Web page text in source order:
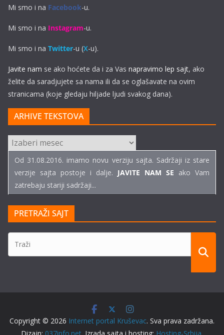
Mi smo i na Facebook-u.
Mi smo i na Instagram-u.
Mi smo i na Twitter-u (X-u).
Javite nam se ako hoćete da i za Vas napravimo lep sajt, ako
želite da saradjujete sa nama ili da se oglašavate na ovim
stranicama (koje gledaju hiljade ljudi svakog dana).
ARHIVE TEKSTOVA
ARHIVE
TEKSTOVA
Od 31.08.2016. imamo novu verziju sajta. Sadržaji iz stare
verzije sajta postoje i dalje. JAVITE NAM SE ako Vam
zatrebaju stariji sadržaji...
PRETRAŽI SAJT
Copyright © 2026 Internet portal Kruševac. Sva prava zadržana.